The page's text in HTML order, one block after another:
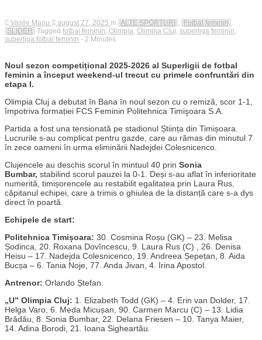
Vasile Manu august 27, 2025 in ALTE SPORTURI Fotbal feminin
SLIDER Tagged fotbal feminin Olimpia Olimpia Cluj superliga feminin
superliga fotbal feminin - 2 Minutes
Noul sezon competițional 2025-2026 al Superligii de fotbal
feminin a început weekend-ul trecut cu primele confruntări din
etapa I.
Olimpia Cluj a debutat în Bana în noul sezon cu o remiză, scor 1-1,
împotriva formației FCS Feminin Politehnica Timişoara S.A.
Partida a fost una tensionată pe stadionul Știința din Timișoara.
Lucrurile s-au complicat pentru gazde, care au rămas din minutul 7
în zece oameni în urma eliminării Nadejdei Colesnicenco.
Clujencele au deschis scorul în mintuul 40 prin Sonia
Bumbar, stabilind scorul pauzei la 0-1. Deși s-au aflat în inferioritate
numerită, timișorencele au restabilit egalitatea prin Laura Rus,
căpitanul echipei, care a trimis o ghiulea de la distanță care s-a dys
direct în poartă.
Echipele de start:
Politehnica Timișoara: 30. Cosmina Roșu (GK) – 23. Melisa
Șodinca, 20. Roxana Dovîncescu, 9. Laura Rus (C) , 26. Denisa
Heisu – 17. Nadejda Colesnicenco, 19. Andreea Șepețan, 8. Aida
Bucșa – 6. Tania Noje, 77. Anda Jivan, 4. Irina Apostol.
Antrenor: Orlando Ștefan.
„U” Olimpia Cluj: 1. Elizabeth Todd (GK) – 4. Erin van Dolder, 17.
Helga Varo, 6. Meda Micușan, 90. Carmen Marcu (C) – 13. Lidia
Brădău, 8. Sonia Bumbar, 22. Delana Friesen – 10. Tanya Maier,
14. Adina Borodi, 21. Ioana Sigheartău.